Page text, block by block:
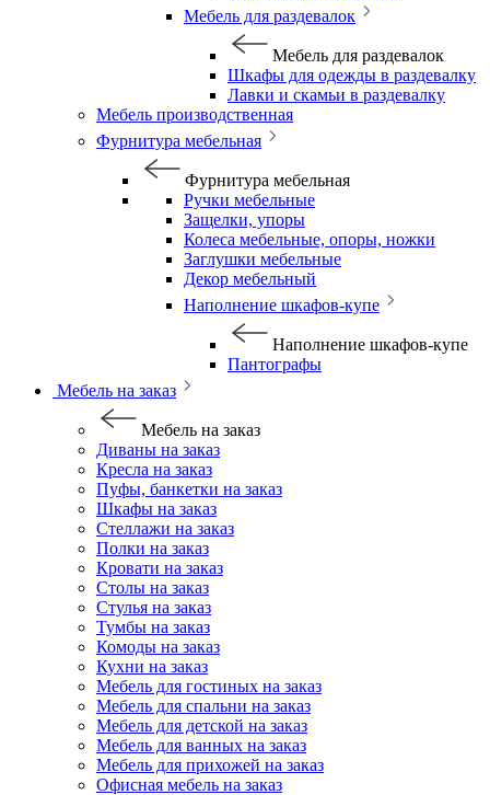
Мебель для раздевалок
Мебель для раздевалок
Шкафы для одежды в раздевалку
Лавки и скамьи в раздевалку
Мебель производственная
Фурнитура мебельная
Фурнитура мебельная
Ручки мебельные
Защелки, упоры
Колеса мебельные, опоры, ножки
Заглушки мебельные
Декор мебельный
Наполнение шкафов-купе
Наполнение шкафов-купе
Пантографы
Мебель на заказ
Мебель на заказ
Диваны на заказ
Кресла на заказ
Пуфы, банкетки на заказ
Шкафы на заказ
Стеллажи на заказ
Полки на заказ
Кровати на заказ
Столы на заказ
Стулья на заказ
Тумбы на заказ
Комоды на заказ
Кухни на заказ
Мебель для гостиных на заказ
Мебель для спальни на заказ
Мебель для детской на заказ
Мебель для ванных на заказ
Мебель для прихожей на заказ
Офисная мебель на заказ